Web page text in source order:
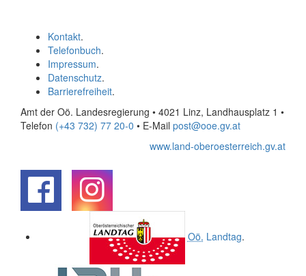
Kontakt.
Telefonbuch.
Impressum.
Datenschutz.
Barrierefreiheit.
Amt der Oö. Landesregierung • 4021 Linz, Landhausplatz 1 •
Telefon (+43 732) 77 20-0 • E-Mail post@ooe.gv.at
www.land-oberoesterreich.gv.at
Oö. Landtag.